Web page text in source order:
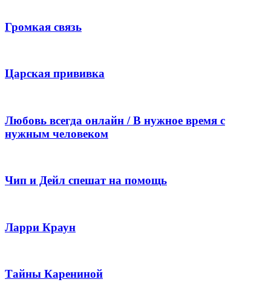
Громкая связь
Царская прививка
Любовь всегда онлайн / В нужное время с
нужным человеком
Чип и Дейл спешат на помощь
Ларри Краун
Тайны Карениной